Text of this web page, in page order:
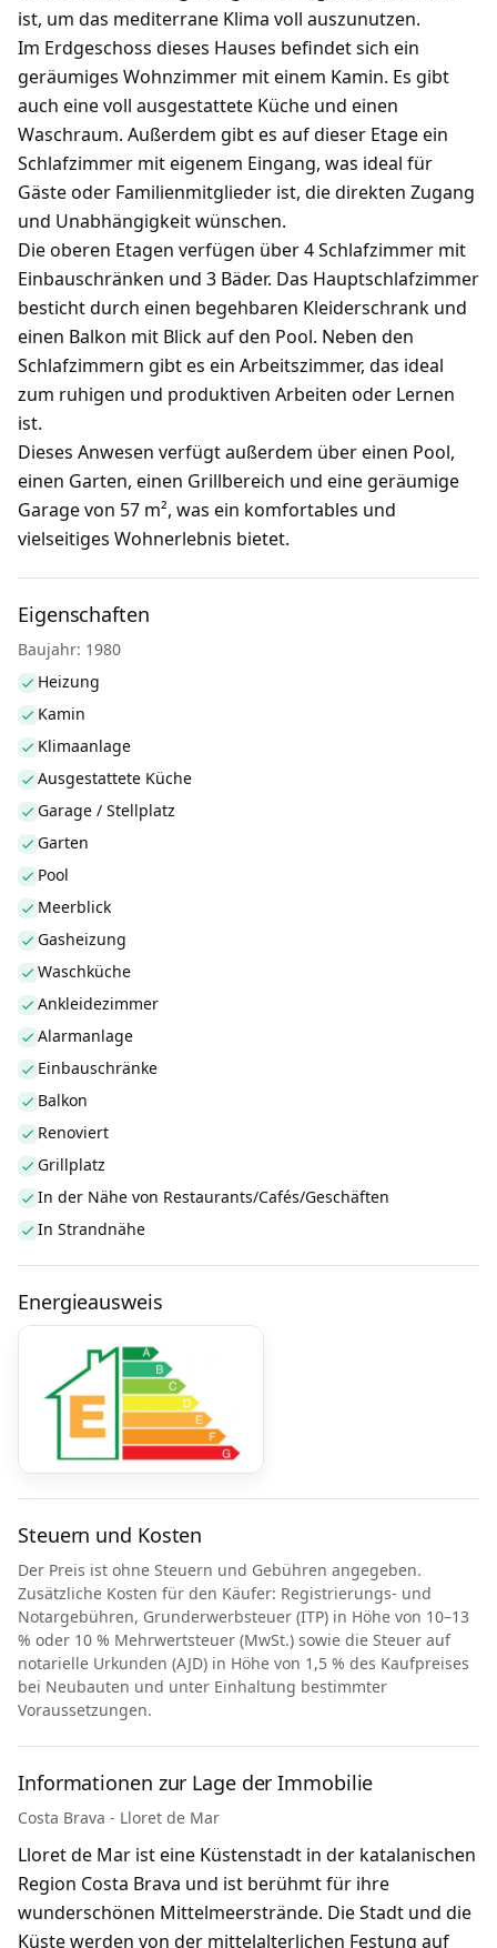
ist, um das mediterrane Klima voll auszunutzen.
Im Erdgeschoss dieses Hauses befindet sich ein
geräumiges Wohnzimmer mit einem Kamin. Es gibt
auch eine voll ausgestattete Küche und einen
Waschraum. Außerdem gibt es auf dieser Etage ein
Schlafzimmer mit eigenem Eingang, was ideal für
Gäste oder Familienmitglieder ist, die direkten Zugang
und Unabhängigkeit wünschen.
Die oberen Etagen verfügen über 4 Schlafzimmer mit
Einbauschränken und 3 Bäder. Das Hauptschlafzimmer
besticht durch einen begehbaren Kleiderschrank und
einen Balkon mit Blick auf den Pool. Neben den
Schlafzimmern gibt es ein Arbeitszimmer, das ideal
zum ruhigen und produktiven Arbeiten oder Lernen
ist.
Dieses Anwesen verfügt außerdem über einen Pool,
einen Garten, einen Grillbereich und eine geräumige
Garage von 57 m², was ein komfortables und
vielseitiges Wohnerlebnis bietet.
Eigenschaften
Baujahr: 1980
Heizung
Kamin
Klimaanlage
Ausgestattete Küche
Garage / Stellplatz
Garten
Pool
Meerblick
Gasheizung
Waschküche
Ankleidezimmer
Alarmanlage
Einbauschränke
Balkon
Renoviert
Grillplatz
In der Nähe von Restaurants/Cafés/Geschäften
In Strandnähe
Energieausweis
Steuern und Kosten
Der Preis ist ohne Steuern und Gebühren angegeben.
Zusätzliche Kosten für den Käufer: Registrierungs- und
Notargebühren, Grunderwerbsteuer (ITP) in Höhe von 10–13
% oder 10 % Mehrwertsteuer (MwSt.) sowie die Steuer auf
notarielle Urkunden (AJD) in Höhe von 1,5 % des Kaufpreises
bei Neubauten und unter Einhaltung bestimmter
Voraussetzungen.
Informationen zur Lage der Immobilie
Costa Brava - Lloret de Mar
Lloret de Mar ist eine Küstenstadt in der katalanischen
Region Costa Brava und ist berühmt für ihre
wunderschönen Mittelmeerstrände. Die Stadt und die
Küste werden von der mittelalterlichen Festung auf